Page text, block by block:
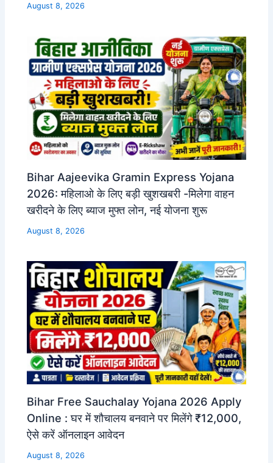
August 8, 2026
Bihar Aajeevika Gramin Express Yojana
2026: महिलाओ के लिए बड़ी खुशखबरी -मिलेगा वाहन
खरीदने के लिए ब्याज मुफ्त लोन, नई योजना शुरू
August 8, 2026
Bihar Free Sauchalay Yojana 2026 Apply
Online : घर में शौचालय बनवाने पर मिलेंगे ₹12,000,
ऐसे करें ऑनलाइन आवेदन
August 8, 2026